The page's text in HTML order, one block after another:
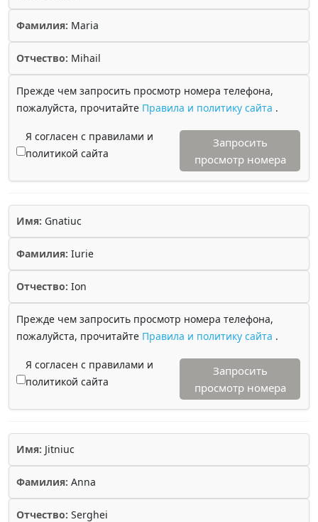
Фамилия: Maria
Отчество: Mihail
Прежде чем запросить просмотр номера телефона,
пожалуйста, прочитайте Правила и политику сайта .
Я согласен с правилами и
политикой сайта
Запросить
просмотр номера
Имя: Gnatiuc
Фамилия: Iurie
Отчество: Ion
Прежде чем запросить просмотр номера телефона,
пожалуйста, прочитайте Правила и политику сайта .
Я согласен с правилами и
политикой сайта
Запросить
просмотр номера
Имя: Jitniuc
Фамилия: Anna
Отчество: Serghei